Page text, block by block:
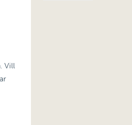
Vill